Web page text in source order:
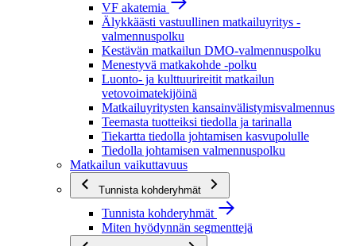
VF akatemia
Älykkäästi vastuullinen matkailuyritys -
valmennuspolku
Kestävän matkailun DMO-valmennuspolku
Menestyvä matkakohde -polku
Luonto- ja kulttuurireitit matkailun
vetovoimatekijöinä
Matkailuyritysten kansainvälistymisvalmennus
Teemasta tuotteiksi tiedolla ja tarinalla
Tiekartta tiedolla johtamisen kasvupolulle
Tiedolla johtamisen valmennuspolku
Matkailun vaikuttavuus
Tunnista kohderyhmät
Tunnista kohderyhmät
Miten hyödynnän segmenttejä